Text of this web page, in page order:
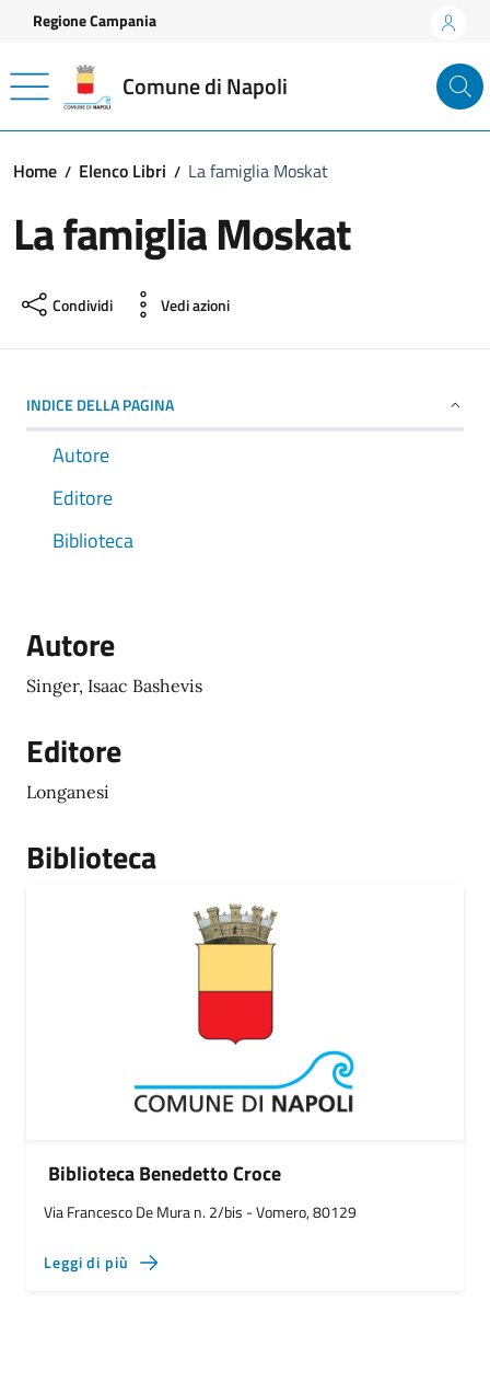
Vai ai contenuti
Vai al footer
Regione Campania
Comune di Napoli
Home Elenco Libri La famiglia Moskat
La famiglia Moskat
Condividi Vedi azioni
INDICE DELLA PAGINA
Autore
Editore
Biblioteca
Autore
Singer, Isaac Bashevis
Editore
Longanesi
Biblioteca
Biblioteca Benedetto Croce
Via Francesco De Mura n. 2/bis - Vomero, 80129
Leggi di più